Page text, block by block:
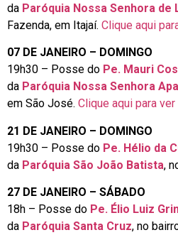
da Paróquia Nossa Senhora de
Fazenda, em Itajaí. Clique aqui
07 DE JANEIRO – DOMINGO
19h30 – Posse do Pe. Mauri
da Paróquia Nossa Senhora
em São José. Clique aqui para
21 DE JANEIRO – DOMINGO
19h30 – Posse do Pe. Hélio da
da Paróquia São João Batista,
27 DE JANEIRO – SÁBADO
18h – Posse do Pe. Élio Luiz
da Paróquia Santa Cruz, no